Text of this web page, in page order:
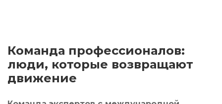
Команда профессионалов:
люди, которые возвращают
движение